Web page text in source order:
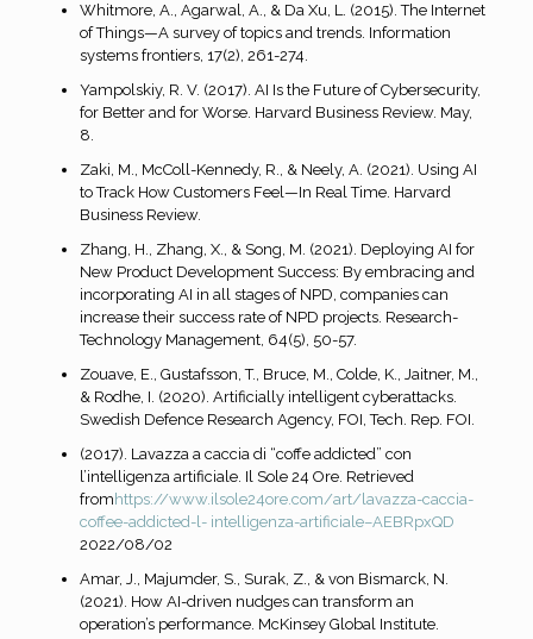
Whitmore, A., Agarwal, A., & Da Xu, L. (2015). The Internet
of Things—A survey of topics and trends. Information
systems frontiers, 17(2), 261-274.
Yampolskiy, R. V. (2017). AI Is the Future of Cybersecurity,
for Better and for Worse. Harvard Business Review. May,
8.
Zaki, M., McColl-Kennedy, R., & Neely, A. (2021). Using AI
to Track How Customers Feel—In Real Time. Harvard
Business Review.
Zhang, H., Zhang, X., & Song, M. (2021). Deploying AI for
New Product Development Success: By embracing and
incorporating AI in all stages of NPD, companies can
increase their success rate of NPD projects. Research-
Technology Management, 64(5), 50-57.
Zouave, E., Gustafsson, T., Bruce, M., Colde, K., Jaitner, M.,
& Rodhe, I. (2020). Artificially intelligent cyberattacks.
Swedish Defence Research Agency, FOI, Tech. Rep. FOI.
(2017). Lavazza a caccia di “coffe addicted” con
l’intelligenza artificiale. Il Sole 24 Ore. Retrieved
from https://www.ilsole24ore.com/art/lavazza-caccia-
coffee-addicted-l- intelligenza-artificiale–AEBRpxQD
2022/08/02
Amar, J., Majumder, S., Surak, Z., & von Bismarck, N.
(2021). How AI-driven nudges can transform an
operation’s performance. McKinsey Global Institute.